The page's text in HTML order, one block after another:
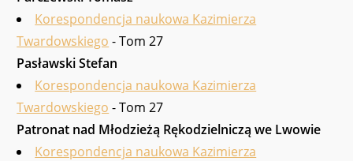
Korespondencja naukowa Kazimierza
Twardowskiego - Tom 27
Pasławski Stefan
Korespondencja naukowa Kazimierza
Twardowskiego - Tom 27
Patronat nad Młodzieżą Rękodzielniczą we Lwowie
Korespondencja naukowa Kazimierza